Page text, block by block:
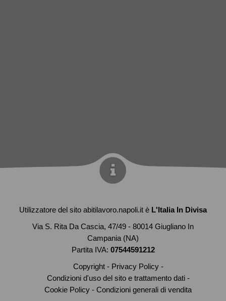
Utilizzatore del sito abitilavoro.napoli.it è L'Italia In Divisa
Via S. Rita Da Cascia, 47/49 - 80014 Giugliano In
Campania (NA)
Partita IVA: 07544591212
Copyright
Privacy Policy
Condizioni d'uso del sito e trattamento dati
Cookie Policy
Condizioni generali di vendita